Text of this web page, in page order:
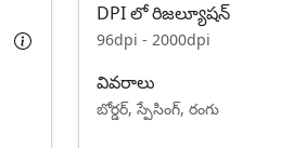
DPI లో రిజల్యూషన్
96dpi - 2000dpi
వివరాలు
బోర్డర్, స్పేసింగ్, రంగు